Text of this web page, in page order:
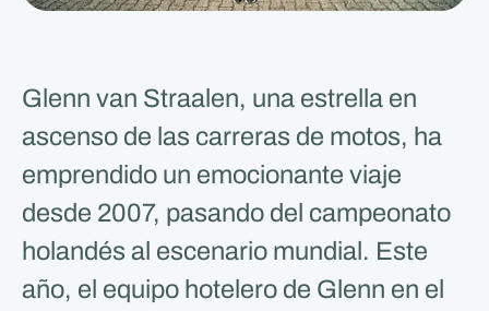
Glenn van Straalen, una estrella en
ascenso de las carreras de motos, ha
emprendido un emocionante viaje
desde 2007, pasando del campeonato
holandés al escenario mundial. Este
año, el equipo hotelero de Glenn en el